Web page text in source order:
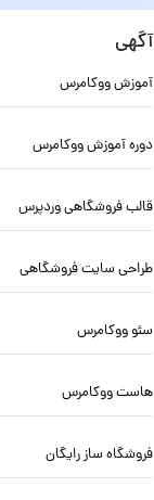
آگهی
آموزش ووکامرس
دوره آموزش ووکامرس
قالب فروشگاهی وردپرس
طراحی سایت فروشگاهی
سئو ووکامرس
هاست ووکامرس
فروشگاه ساز رایگان